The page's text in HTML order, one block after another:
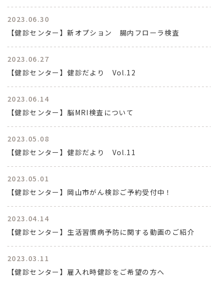
2023.06.30
【健診センター】新オプション 腸内フローラ検査
2023.06.27
【健診センター】健診だより Vol.12
2023.06.14
【健診センター】脳MRI検査について
2023.05.08
【健診センター】健診だより Vol.11
2023.05.01
【健診センター】岡山市がん検診ご予約受付中！
2023.04.14
【健診センター】生活習慣病予防に関する動画のご紹介
2023.03.11
【健診センター】雇入れ時健診をご希望の方へ